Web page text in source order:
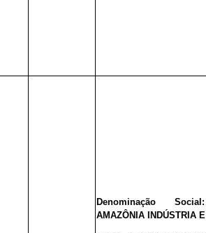
Denominação
AMAZÔNIA INDÚSTRIA